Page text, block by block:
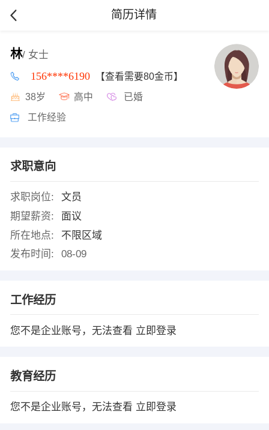
简历详情
林/ 女士
156****6190 【查看需要80金币】
38岁 高中 已婚
工作经验
求职意向
求职岗位:
文员
期望薪资:
面议
所在地点:
不限区域
发布时间:
08-09
工作经历
您不是企业账号，无法查看 立即登录
教育经历
您不是企业账号，无法查看 立即登录